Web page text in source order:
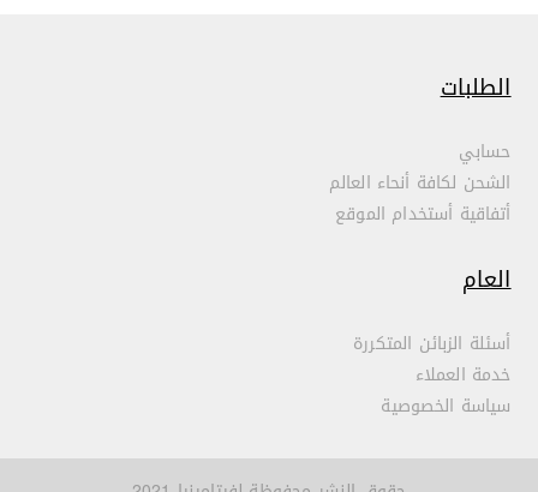
الطلبات
حسابي
الشحن لكافة أنحاء العالم
أتفاقية أستخدام الموقع
العام
أسئلة الزبائن المتكررة
خدمة العملاء
سياسة الخصوصية